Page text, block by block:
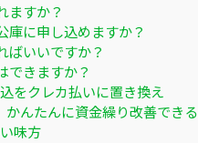
ますか？
庫に申し込めますか？
ばいいですか？
できますか？
をクレカ払いに置き換え
んたんに資金繰り改善できる
味方